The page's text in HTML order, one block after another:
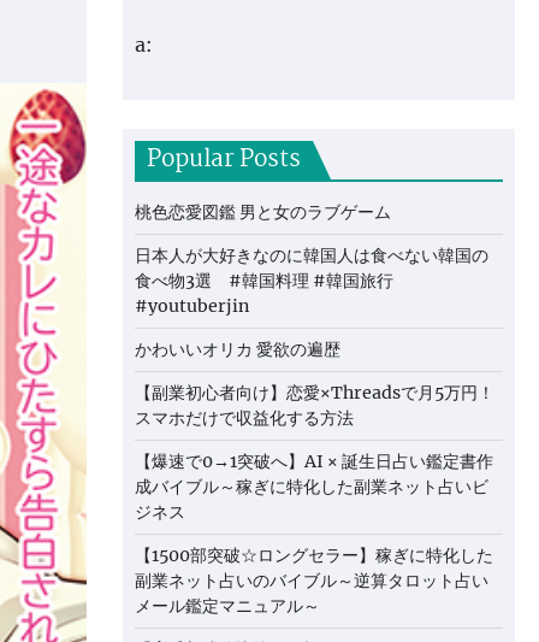
a:
Popular Posts
桃色恋愛図鑑 男と女のラブゲーム
日本人が大好きなのに韓国人は食べない韓国の
食べ物3選 #韓国料理 #韓国旅行
#youtuberjin
かわいいオリカ 愛欲の遍歴
【副業初心者向け】恋愛×Threadsで月5万円！
スマホだけで収益化する方法
【爆速で0→1突破へ】AI × 誕生日占い鑑定書作
成バイブル～稼ぎに特化した副業ネット占いビ
ジネス
【1500部突破☆ロングセラー】稼ぎに特化した
副業ネット占いのバイブル～逆算タロット占い
メール鑑定マニュアル～